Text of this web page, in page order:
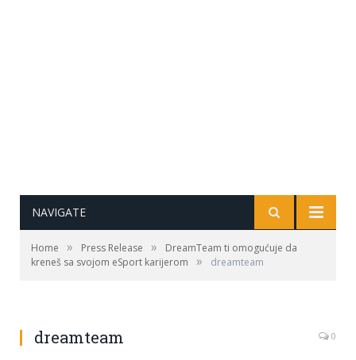
NAVIGATE
Home » Press Release »
DreamTeam ti omogućuje da
kreneš sa svojom eSport karijerom
» dreamteam
dreamteam 0